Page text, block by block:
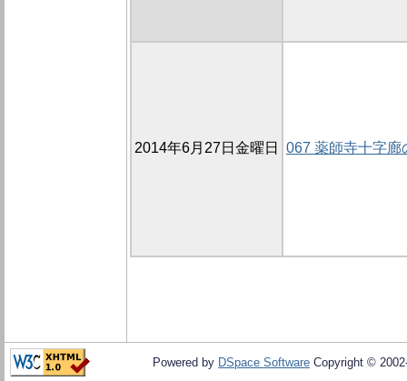
2014年6月27日金曜日 067 薬師寺十字廊
Powered by DSpace Software Copyright ©